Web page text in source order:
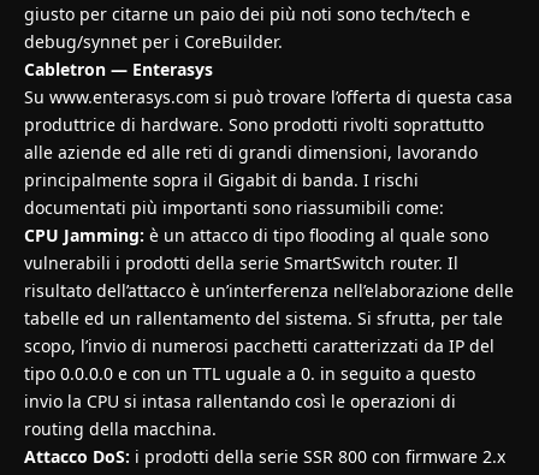
giusto per citarne un paio dei più noti sono tech/tech e
debug/synnet per i CoreBuilder.
Cabletron — Enterasys
Su www.enterasys.com si può trovare l’offerta di questa casa
produttrice di hardware. Sono prodotti rivolti soprattutto
alle aziende ed alle reti di grandi dimensioni, lavorando
principalmente sopra il Gigabit di banda. I rischi
documentati più importanti sono riassumibili come:
CPU Jamming: è un attacco di tipo flooding al quale sono
vulnerabili i prodotti della serie SmartSwitch router. Il
risultato dell’attacco è un’interferenza nell’elaborazione delle
tabelle ed un rallentamento del sistema. Si sfrutta, per tale
scopo, l’invio di numerosi pacchetti caratterizzati da IP del
tipo 0.0.0.0 e con un TTL uguale a 0. in seguito a questo
invio la CPU si intasa rallentando così le operazioni di
routing della macchina.
Attacco DoS: i prodotti della serie SSR 800 con firmware 2.x